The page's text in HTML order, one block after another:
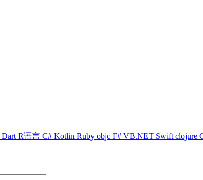
Dart R语言 C# Kotlin Ruby objc F# VB.NET Swift clojure